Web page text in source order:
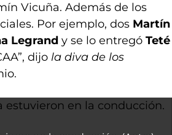
Vicuña. Además de los
Por ejemplo, dos Martín
Legrand y se lo entregó Teté
dijo la diva de los